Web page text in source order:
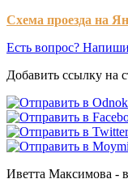
Схема проезда на
Есть вопрос?
Добавить ссылку на
Иветта Максимова -